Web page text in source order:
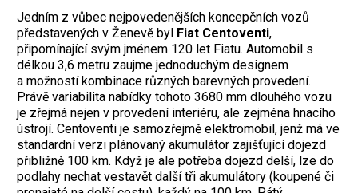
Jedním z vůbec nejpovedenějších koncepčních vozů
představených v Ženevě byl Fiat Centoventi,
připomínající svým jménem 120 let Fiatu. Automobil s
délkou 3,6 metru zaujme jednoduchým designem
a možností kombinace různých barevných provedení.
Právě variabilita nabídky tohoto 3680 mm dlouhého vozu
je zřejmá nejen v provedení interiéru, ale zejména hnacího
ústrojí. Centoventi je samozřejmě elektromobil, jenž má ve
standardní verzi plánovaný akumulátor zajišťující dojezd
přibližně 100 km. Když je ale potřeba dojezd delší, lze do
podlahy nechat vestavět další tři akumulátory (koupené či